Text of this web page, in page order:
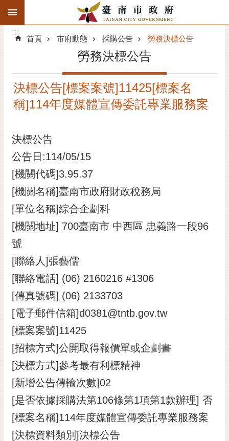
跳到主要內容區塊
搜
階
精彩府城
市府團隊
主題服務
市政資訊
市民互動
黃
哲
螢
光
花
泉
桐
花
祭
網
站
導
覽
:::
:::
首頁 市府動態 採購公告 勞務決標公告
勞務決標公告
決標公告[標案案號]11425[標案名
稱]114年度媒體宣傳委託專業服務案
決標公告
公告日:114/05/15
[機關代碼]3.95.37
[機關名稱]臺南市政府財政稅務局
[單位名稱]綜合企劃科
[機關地址] 700臺南市 中西區 忠義路一段96
號
[聯絡人]張藝儒
[聯絡電話] (06) 2160216 #1306
[傳真號碼] (06) 2133703
[電子郵件信箱]d0381@tntb.gov.tw
[標案案號]11425
[招標方式]公開取得報價單或企劃書
[決標方式]參考最有利標精神
[新增公告傳輸次數]02
[是否依據採購法第106條第1項第1款辦理] 否
[標案名稱]114年度媒體宣傳委託專業服務案
[決標資料類別]決標公告